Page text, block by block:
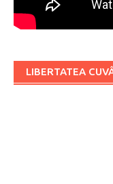
LIBERTATEA